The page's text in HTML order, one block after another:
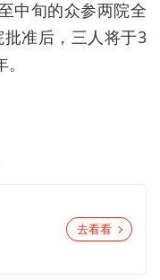
中旬的众参两院全
准后，三人将于3
去看看